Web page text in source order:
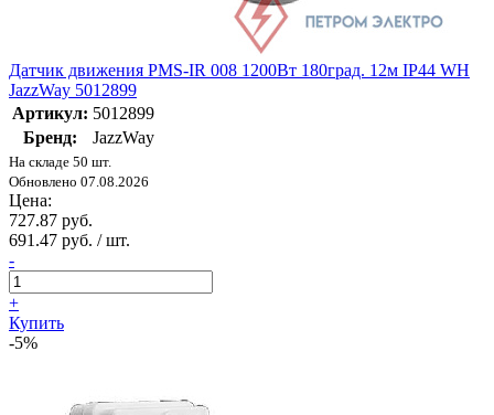
Датчик движения PMS-IR 008 1200Вт 180град. 12м IP44 WH
JazzWay 5012899
Артикул: 5012899
Бренд:
JazzWay
На складе 50 шт.
Обновлено 07.08.2026
Цена:
727.87 руб.
691.47 руб. / шт.
-
+
Купить
-5%